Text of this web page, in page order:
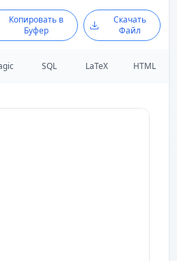
Копировать в
Буфер
Скачать
Файл
SQL LaTeX HTML